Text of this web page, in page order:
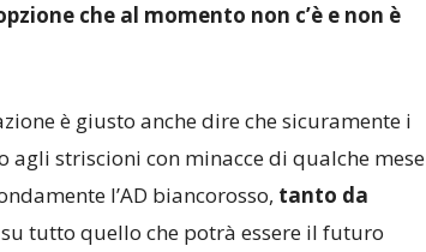
che al momento non c’è e non è
è giusto anche dire che sicuramente i
agli striscioni con minacce di qualche mese
l’AD biancorosso, tanto da
tutto quello che potrà essere il futuro